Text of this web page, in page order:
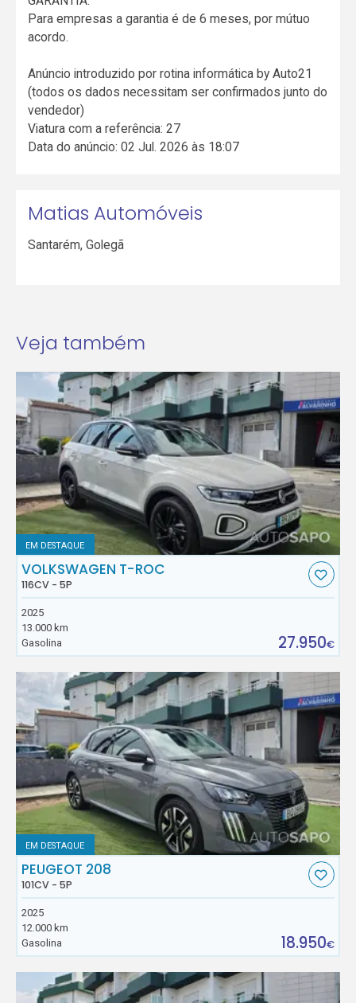
Para empresas a garantia é de 6 meses, por mútuo
acordo.
Anúncio introduzido por rotina informática by Auto21
(todos os dados necessitam ser confirmados junto do
vendedor)
Viatura com a referência: 27
Data do anúncio: 02 Jul. 2026 às 18:07
Matias Automóveis
Santarém,Golegã
Veja também
EM DESTAQUE
VOLKSWAGEN T-ROC
116CV - 5P
2025
13.000 km
Gasolina
27.950€
EM DESTAQUE
PEUGEOT 208
101CV - 5P
2025
12.000 km
Gasolina
18.950€